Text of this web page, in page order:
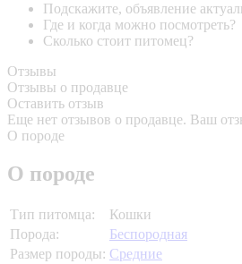
Подскажите, объявление
Где и когда можно посмотреть?
Сколько стоит питомец?
Отзывы
Отзывы о продавце
Оставить отзыв
Еще нет отзывов о продавце. Ваш
О породе
О породе
Тип питомца:
Кошки
Порода:
Беспородная
Размер породы: Средние